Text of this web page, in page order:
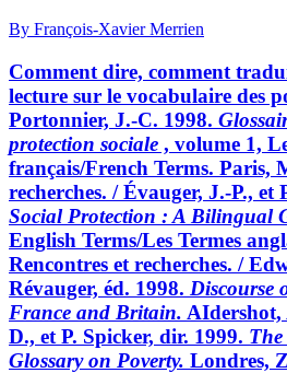
By François-Xavier Merrien
Comment dire, comment
lecture sur le vocabulaire des
Portonnier, J.-C. 1998.
protection sociale , volume 1,
français/French Terms. Paris,
recherches. / Évauger, J.-P., et
Social Protection : A Bilingual
English Terms/Les Termes
Rencontres et recherches. /
Révauger, éd. 1998. Discourse
France and Britain. AIdershot,
D., et P. Spicker, dir. 1999.
Glossary on Poverty. Londres,